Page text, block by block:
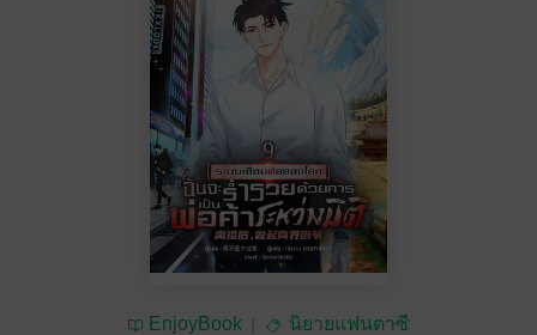
EnjoyBook นิยายแฟนตาซี